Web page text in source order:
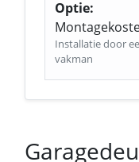
Optie:
Installatie door
vakman